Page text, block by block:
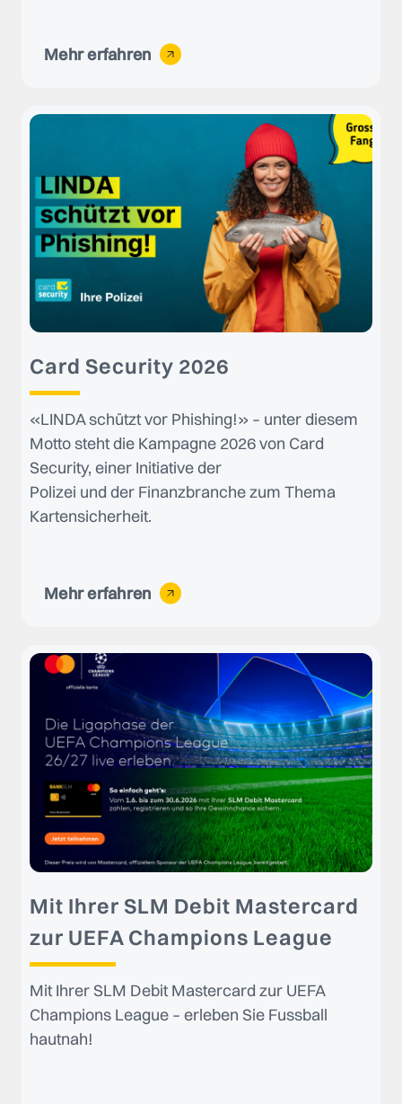
Mehr erfahren
Card Security 2026
«LINDA schützt vor Phishing!» – unter diesem
Motto steht die Kampagne 2026 von Card
Security, einer Initiative der
Polizei und der Finanzbranche zum Thema
Kartensicherheit.
Mehr erfahren
Mit Ihrer SLM Debit Mastercard
zur UEFA Champions League
Mit Ihrer SLM Debit Mastercard zur UEFA
Champions League – erleben Sie Fussball
hautnah!